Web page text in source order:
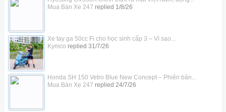
Mua Bán Xe 247 replied 1/8/26
Xe tay ga 50cc Fi cho học sinh cấp 3 – Vì sao...
Kymco replied 31/7/26
Honda SH 150 Vetro Blue New Concept – Phiên bản...
Mua Bán Xe 247 replied 24/7/26